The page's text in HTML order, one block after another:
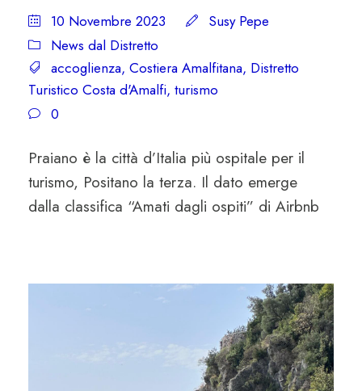
10 Novembre 2023
Susy Pepe
News dal Distretto
accoglienza, Costiera Amalfitana, Distretto
Turistico Costa d'Amalfi, turismo
0
Praiano è la città d’Italia più ospitale per il
turismo, Positano la terza. Il dato emerge
dalla classifica “Amati dagli ospiti” di Airbnb